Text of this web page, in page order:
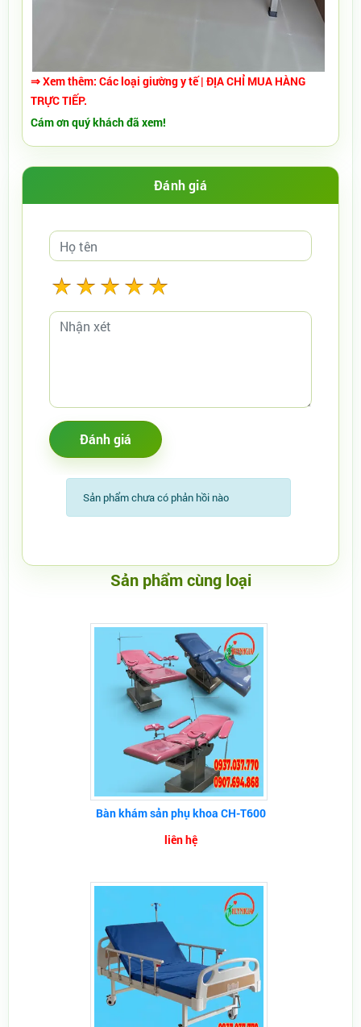
⇒ Xem thêm: Cácloại giường y tế| ĐỊA CHỈ MUA HÀNG
TRỰC TIẾP.
Cám ơn quý khách đã xem!
Đánh giá
Sản phẩm chưa có phản hồi nào
Sản phẩm cùng loại
Bàn khám sản phụ khoa CH-T600
liên hệ